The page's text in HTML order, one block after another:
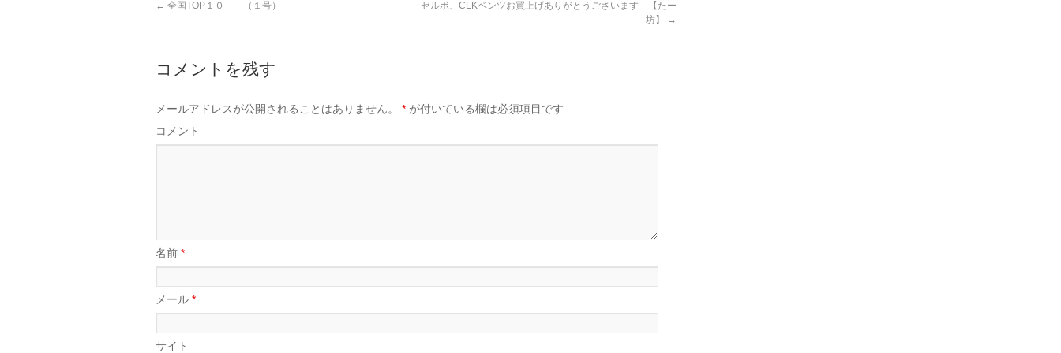
← 全国TOP１０ （１号）
セルボ、CLKベンツお買上げありがとうございます 【たー
坊】
→
コメントを残す
メールアドレスが公開されることはありません。 * が付いている欄は必須項目です
コメント
名前 *
メール *
サイト